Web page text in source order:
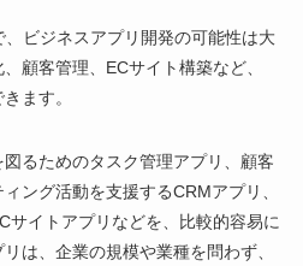
ビジネスアプリ開発の可能性は大
顧客管理、ECサイト構築など、
ます。
るためのタスク管理アプリ、顧客
ング活動を支援するCRMアプリ、
サイトアプリなどを、比較的容易に
は、企業の規模や業種を問わず、